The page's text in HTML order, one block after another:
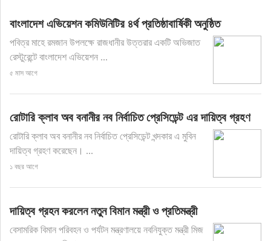
বাংলাদেশ এভিয়েশন কমিউনিটির ৪র্থ প্রতিষ্ঠাবার্ষিকী অনুষ্ঠিত
পবিত্র মাহে রমজান উপলক্ষে রাজধানীর উত্তরার একটি অভিজাত
রেস্টুরেন্টে বাংলাদেশ এভিয়েশন ...
৫ মাস আগে
রোটারি ক্লাব অব বনানীর নব নির্বাচিত প্রেসিডেন্ট এর দায়িত্ব গ্রহণ
রোটারি ক্লাব অব বনানীর নব নির্বাচিত প্রেসিডেন্ট খন্দকার এ মুবিন
দায়িত্ব গ্রহণ করেছেন। ...
১ বছর আগে
দায়িত্ব গ্রহন করলেন নতুন বিমান মন্ত্রী ও প্রতিমন্ত্রী
বেসামরিক বিমান পরিবহন ও পর্যটন মন্ত্রণালয়ে নবনিযুক্ত মন্ত্রী মিজ